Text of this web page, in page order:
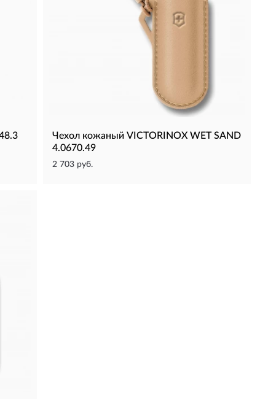
Чехол кожаный VICTORINOX WET SAND
4.0670.49
2 703 руб.